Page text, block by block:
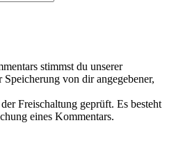
stimmst du unserer
Speicherung von dir angegebener,
Freischaltung geprüft. Es besteht
eines Kommentars.